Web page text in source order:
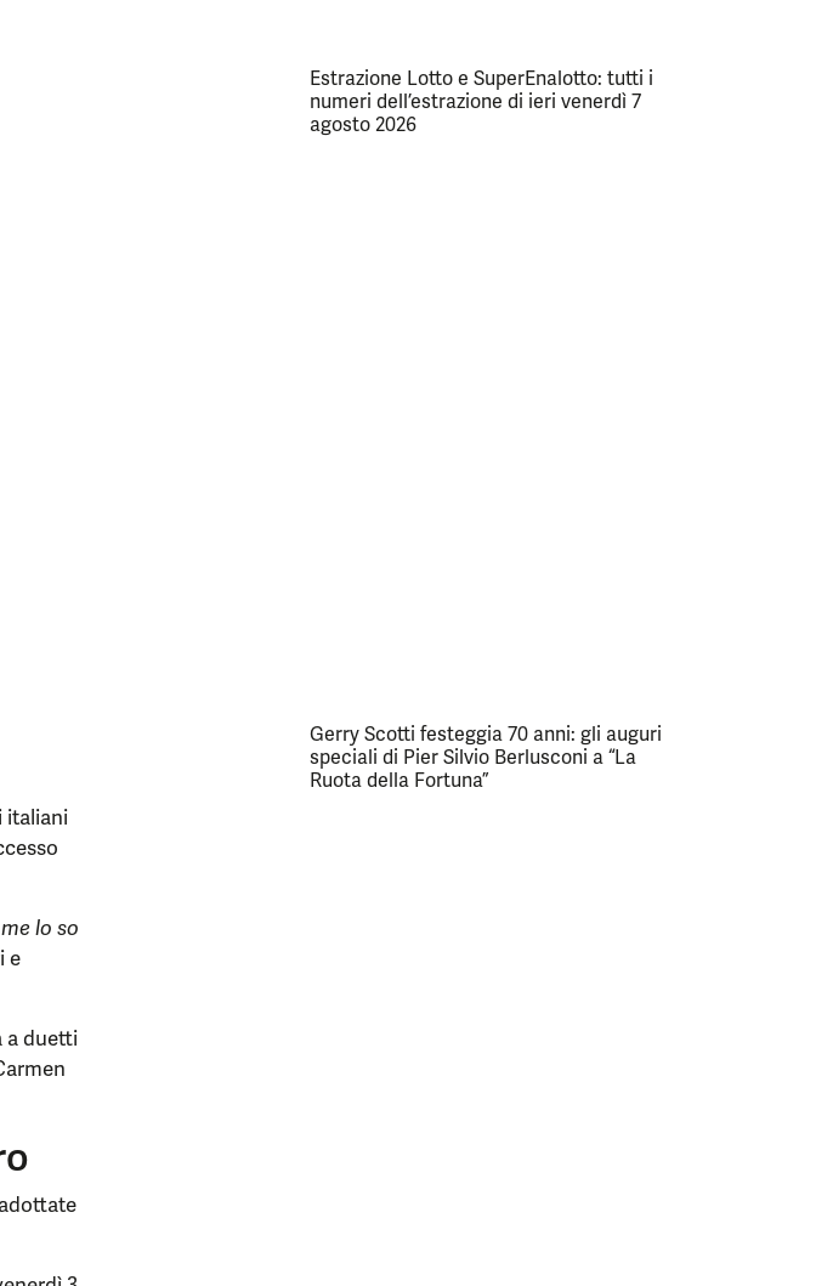
italiani
lo so
e
a duetti
Estrazione Lotto e SuperEnalotto: tutti i
numeri dell’estrazione di ieri venerdì 7
agosto 2026
Gerry Scotti festeggia 70 anni: gli auguri
speciali di Pier Silvio Berlusconi a “La
Ruota della Fortuna”